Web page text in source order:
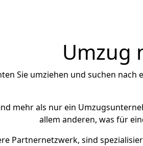
Umzug
Sie umziehen und suchen nach
mehr als nur ein
allem anderen, was für
Partnernetzwerk, sind